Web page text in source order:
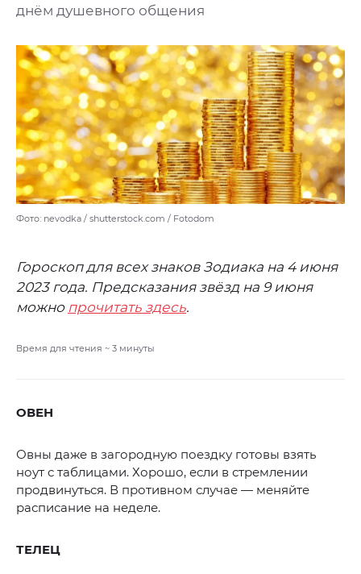
днём душевного общения
Фото: nevodka / shutterstock.com / Fotodom
Гороскоп для всех знаков Зодиака на 4 июня
2023 года. Предсказания звёзд на 9 июня
можно прочитать здесь.
Время для чтения ~ 3 минуты
ОВЕН
Овны даже в загородную поездку готовы взять
ноут с таблицами. Хорошо, если в стремлении
продвинуться. В противном случае — меняйте
расписание на неделе.
ТЕЛЕЦ